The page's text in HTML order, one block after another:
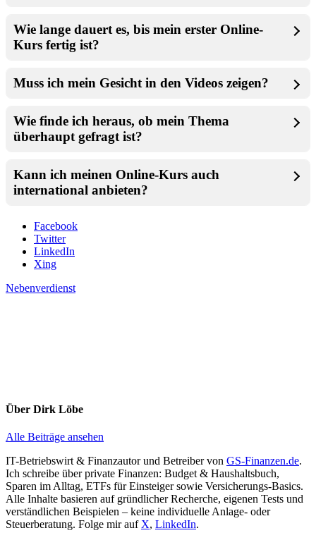
Wie lange dauert es, bis mein erster Online-
Kurs fertig ist?
Muss ich mein Gesicht in den Videos zeigen?
Wie finde ich heraus, ob mein Thema
überhaupt gefragt ist?
Kann ich meinen Online-Kurs auch
international anbieten?
Facebook
Twitter
LinkedIn
Xing
Nebenverdienst
Über Dirk Löbe
Alle Beiträge ansehen
IT-Betriebswirt & Finanzautor und Betreiber von GS-Finanzen.de.
Ich schreibe über private Finanzen: Budget & Haushaltsbuch,
Sparen im Alltag, ETFs für Einsteiger sowie Versicherungs-Basics.
Alle Inhalte basieren auf gründlicher Recherche, eigenen Tests und
verständlichen Beispielen – keine individuelle Anlage- oder
Steuerberatung. Folge mir auf X, LinkedIn.